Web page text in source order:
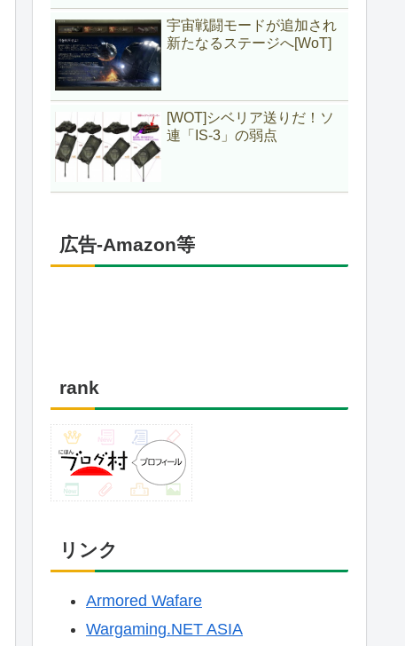
宇宙戦闘モードが追加され
新たなるステージへ[WoT]
[WOT]シベリア送りだ！ソ
連「IS-3」の弱点
広告-Amazon等
rank
リンク
Armored Wafare
Wargaming.NET ASIA